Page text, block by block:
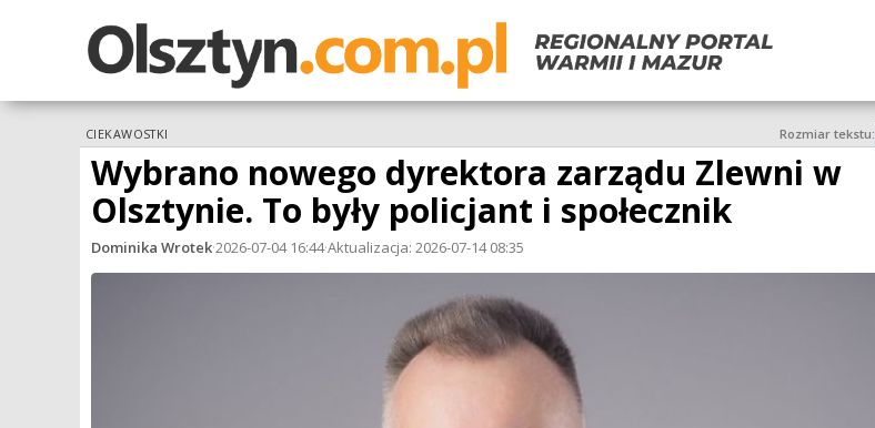
CIEKAWOSTKI Rozmiar tekstu:
Wybrano nowego dyrektora zarządu Zlewni w
Olsztynie. To były policjant i społecznik
Dominika Wrotek·2026-07-04 16:44·Aktualizacja: 2026-07-14 08:35